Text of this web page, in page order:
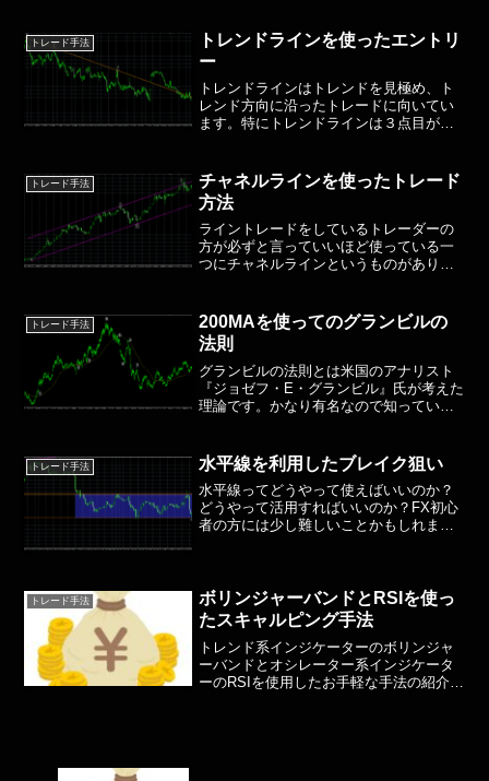
トレード手法
トレンドラインを使ったエントリ
ー
トレンドラインはトレンドを見極め、ト
レンド方向に沿ったトレードに向いてい
ます。特にトレンドラインは３点目が特
るのですが、信頼性が落ちますし本当に
トレンドラインとして機能...
トレード手法
チャネルラインを使ったトレード
方法
ライントレードをしているトレーダーの
方が必ずと言っていいほど使っている一
つにチャネルラインというものがありま
ます。まずチャネルラインとは、トレン
ドラインと並行して描くラ...
トレード手法
200MAを使ってのグランビルの
法則
グランビルの法則とは米国のアナリスト
『ジョゼフ・E・グランビル』氏が考えた
理論です。かなり有名なので知っている
での検証を行なっていますが、FXでも使
えると言われています...
トレード手法 水平線を利用したブレイク狙い
水平線ってどうやって使えばいいのか？
どうやって活用すればいいのか？FX初心
者の方には少し難しいことかもしれませ
思います。まず、水平線...
トレード手法
ボリンジャーバンドとRSIを使っ
たスキャルピング手法
トレンド系インジケーターのボリンジャ
ーバンドとオシレーター系インジケータ
ーのRSIを使用したお手軽な手法の紹介で